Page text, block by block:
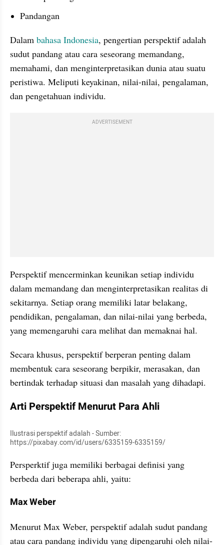
Pandangan
Dalam bahasa Indonesia, pengertian perspektif adalah
sudut pandang atau cara seseorang memandang,
memahami, dan menginterpretasikan dunia atau suatu
peristiwa. Meliputi keyakinan, nilai-nilai, pengalaman,
dan pengetahuan individu.
ADVERTISEMENT
Perspektif mencerminkan keunikan setiap individu
dalam memandang dan menginterpretasikan realitas di
sekitarnya. Setiap orang memiliki latar belakang,
pendidikan, pengalaman, dan nilai-nilai yang berbeda,
yang memengaruhi cara melihat dan memaknai hal.
Secara khusus, perspektif berperan penting dalam
membentuk cara seseorang berpikir, merasakan, dan
bertindak terhadap situasi dan masalah yang dihadapi.
Arti Perspektif Menurut Para Ahli
Ilustrasi perspektif adalah - Sumber:
https://pixabay.com/id/users/6335159-6335159/
Persperktif juga memiliki berbagai definisi yang
berbeda dari beberapa ahli, yaitu:
Max Weber
Menurut Max Weber, perspektif adalah sudut pandang
atau cara pandang individu yang dipengaruhi oleh nilai-